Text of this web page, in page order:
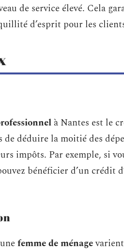
de service élevé. Cela
d’esprit pour les
à Nantes est le
déduire la moitié des
impôts. Par exemple, si
bénéficier d’un crédit
femme de ménage